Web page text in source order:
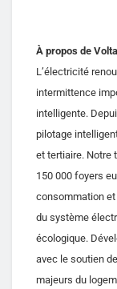
À propos de
L’électricité
intermittence
intelligente.
pilotage
et tertiaire. Notre
150 000 foyers
consommation
du système
écologique.
avec le soutien
majeurs du